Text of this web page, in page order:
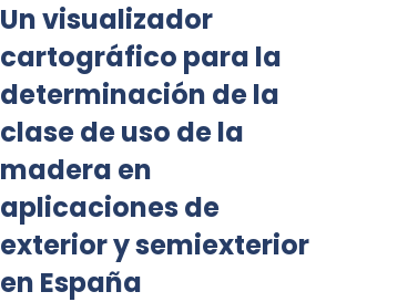
Un visualizador
cartográfico para la
determinación de la
clase de uso de la
madera en
aplicaciones de
exterior y semiexterior
en España